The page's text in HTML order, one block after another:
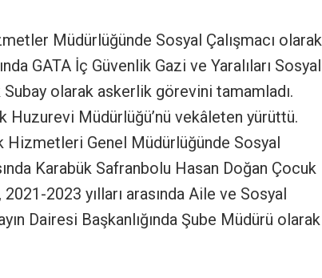
Müdürlüğünde Sosyal Çalışmacı olarak
GATA İç Güvenlik Gazi ve Yaralıları Sosyal
olarak askerlik görevini tamamladı.
Huzurevi Müdürlüğü’nü vekâleten yürüttü.
Hizmetleri Genel Müdürlüğünde Sosyal
Karabük Safranbolu Hasan Doğan Çocuk
2023 yılları arasında Aile ve Sosyal
Dairesi Başkanlığında Şube Müdürü olarak